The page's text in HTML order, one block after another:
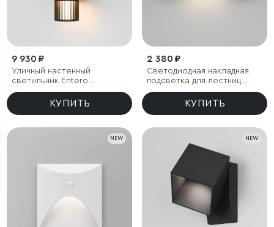
9 930 ₽
Уличный настенный
светильник Entero
(35189/W) 3000K черный
КУПИТЬ
2 380 ₽
Светодиодная накладная
подсветка для лестниц
40163/LED 3000К черный
КУПИТЬ
NEW NEW